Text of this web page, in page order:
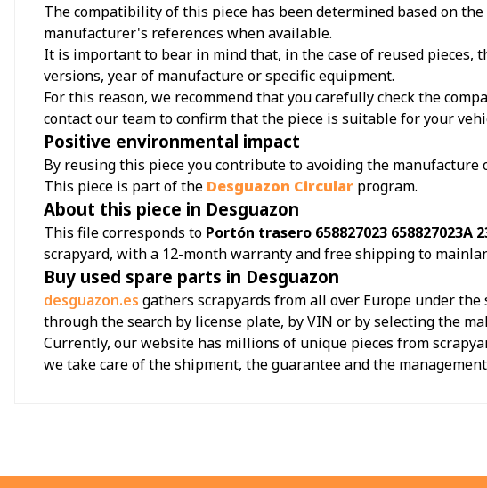
The compatibility of this piece has been determined based on
manufacturer's references when available.
It is important to bear in mind that, in the case of reused pieces,
versions, year of manufacture or specific equipment.
For this reason, we recommend that you carefully check the
contact our team to confirm that the piece is suitable for your
Positive environmental impact
By reusing this piece you contribute to avoiding the
This piece is part of the Desguazon Circular program.
About this piece in Desguazon
This file corresponds to Portón trasero 658827023 658827023A
scrapyard, with a 12-month warranty and free shipping to
Buy used spare parts in Desguazon
desguazon.es gathers scrapyards from all over Europe under
through the search by license plate, by VIN or by selecting the
Currently, our website has millions of unique pieces from
we take care of the shipment, the guarantee and the